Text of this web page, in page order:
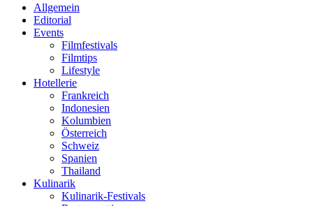
Allgemein
Editorial
Events
Filmfestivals
Filmtips
Lifestyle
Hotellerie
Frankreich
Indonesien
Kolumbien
Österreich
Schweiz
Spanien
Thailand
Kulinarik
Kulinarik-Festivals